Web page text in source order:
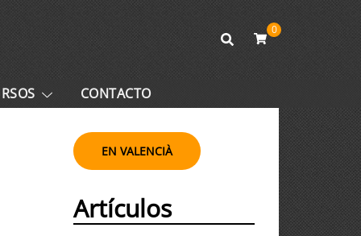
0
CONTACTO
EN VALENCIÀ
Artículos